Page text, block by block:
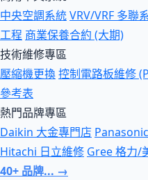
中央空調系統VRV/VRF 多聯
工程 商業保養合約 (大期)
技術維修專區
壓縮機更換控制電路板維修
參考表
熱門品牌專區
Daikin 大金專門店
Hitachi 日立維修 Gree 格力/
40+ 品牌... →